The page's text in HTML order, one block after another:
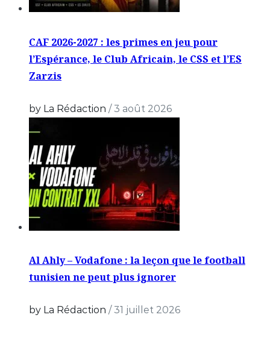
CAF 2026-2027 : les primes en jeu pour
l’Espérance, le Club Africain, le CSS et l’ES
Zarzis
by La Rédaction /3 août 2026
Al Ahly – Vodafone : la leçon que le football
tunisien ne peut plus ignorer
by La Rédaction / 31 juillet 2026